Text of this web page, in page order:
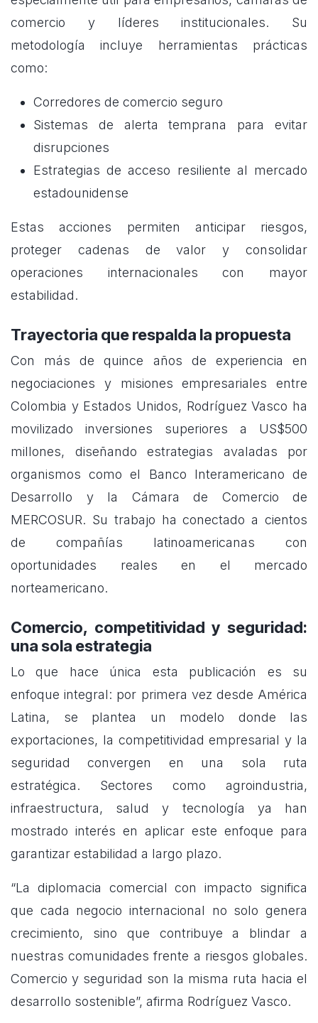
comercio y líderes institucionales. Su
metodología incluye herramientas prácticas
como:
Corredores de comercio seguro
Sistemas de alerta temprana para evitar
disrupciones
Estrategias de acceso resiliente al mercado
estadounidense
Estas acciones permiten anticipar riesgos,
proteger cadenas de valor y consolidar
operaciones internacionales con mayor
estabilidad.
Trayectoria que respalda la propuesta
Con más de quince años de experiencia en
negociaciones y misiones empresariales entre
Colombia y Estados Unidos, Rodríguez Vasco ha
movilizado inversiones superiores a US$500
millones, diseñando estrategias avaladas por
organismos como el Banco Interamericano de
Desarrollo y la Cámara de Comercio de
MERCOSUR. Su trabajo ha conectado a cientos
de compañías latinoamericanas con
oportunidades reales en el mercado
norteamericano.
Comercio, competitividad y seguridad:
una sola estrategia
Lo que hace única esta publicación es su
enfoque integral: por primera vez desde América
Latina, se plantea un modelo donde las
exportaciones, la competitividad empresarial y la
seguridad convergen en una sola ruta
estratégica. Sectores como agroindustria,
infraestructura, salud y tecnología ya han
mostrado interés en aplicar este enfoque para
garantizar estabilidad a largo plazo.
“La diplomacia comercial con impacto significa
que cada negocio internacional no solo genera
crecimiento, sino que contribuye a blindar a
nuestras comunidades frente a riesgos globales.
Comercio y seguridad son la misma ruta hacia el
desarrollo sostenible”, afirma Rodríguez Vasco.